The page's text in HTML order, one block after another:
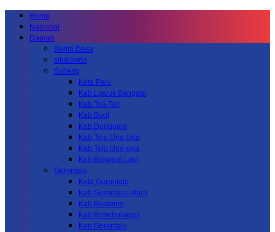
Home
Nasional
Daerah
Berita Desa
situbondo
Sulteng
Kota Palu
Kab.Luwuk Banggai
Kab.Toli-Toli
Kab.Buol
Kab.Donggala
Kab Tojo Una Una
Kab.Tojo Una-una
Kab.Banggai Laut
Gorontalo
Kota Gorontalo
Kab Gorontalo Utara
Kab Boalemo
Kab.Bonebolango
Kab.Gorontalo